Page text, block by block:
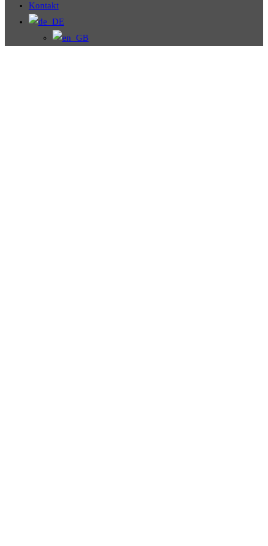
Kontakt